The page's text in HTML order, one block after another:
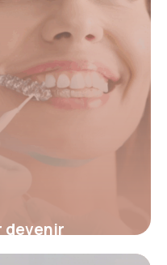
devenir
complet pour